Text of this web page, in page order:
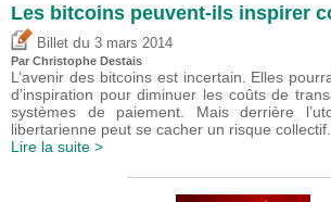
Les bitcoins peuvent-ils inspirer
Billet du 3 mars 2014
Par Christophe Destais
L’avenir des bitcoins est incertain. Elles
d’inspiration pour diminuer les coûts de
systèmes de paiement. Mais derrière
libertarienne peut se cacher un risque collectif.
Lire la suite >